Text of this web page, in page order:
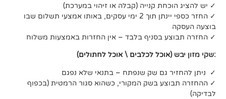
קנייה (קבלה או זיהוי במערכת)
✓ החזר כספי יינתן תוך 2 ימי עסקים, באותו אמצעי תשלום שבו
בסניף בלבד – אין החזרות באמצעות משלוח
אוכל לכלבים \אוכל לחתולים)
גם שק שנפתח – בתנאי שלא נפגם
בשק המקורי, כשהוא סגור הרמטית (בכפוף